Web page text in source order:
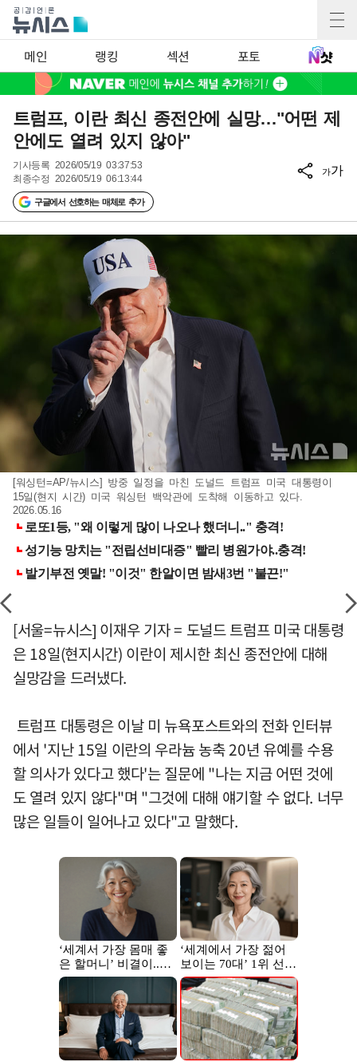
메인 랭킹 섹션 포토
트럼프, 이란 최신 종전안에 실망…"어떤 제
안에도 열려 있지 않아"
기사등록 2026/05/19 03:37:53
최종수정 2026/05/19 06:13:44
구글에서 선호하는 매체로 추가
가가
[워싱턴=AP/뉴시스] 방중 일정을 마친 도널드 트럼프 미국 대통령이
15일(현지 시간) 미국 워싱턴 백악관에 도착해 이동하고 있다.
2026.05.16
[서울=뉴시스] 이재우 기자 = 도널드 트럼프 미국 대통령
은 18일(현지시간) 이란이 제시한 최신 종전안에 대해
실망감을 드러냈다.
트럼프 대통령은 이날 미 뉴욕포스트와의 전화 인터뷰
에서 '지난 15일 이란의 우라늄 농축 20년 유예를 수용
할 의사가 있다고 했다'는 질문에 "나는 지금 어떤 것에
도 열려 있지 않다"며 "그것에 대해 얘기할 수 없다. 너무
많은 일들이 일어나고 있다"고 말했다.